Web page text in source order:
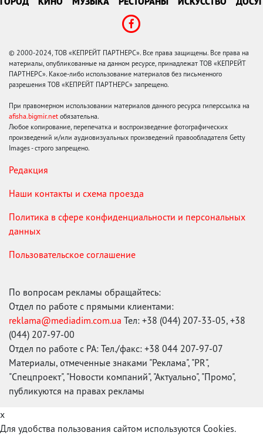
© 2000-2024, ТОВ «КЕПРЕЙТ ПАРТНЕРС». Все права защищены. Все права на
материалы, опубликованные на данном ресурсе, принадлежат ТОВ «КЕПРЕЙТ
ПАРТНЕРС». Какое-либо использование материалов без письменного
разрешения ТОВ «КЕПРЕЙТ ПАРТНЕРС» запрещено.
При правомерном использовании материалов данного ресурса гиперссылка на
afisha.bigmir.net обязательна.
Любое копирование, перепечатка и воспроизведение фотографических
произведений и/или аудиовизуальных произведений правообладателя Getty
Images - строго запрещено.
Редакция
Наши контакты и схема проезда
Политика в сфере конфиденциальности и персональных
данных
Пользовательское соглашение
По вопросам рекламы обращайтесь:
Отдел по работе с прямыми клиентами:
reklama@mediadim.com.ua Тел: +38 (044) 207-33-05, +38
(044) 207-97-00
Отдел по работе с РА: Тел./факс: +38 044 207-97-07
Материалы, отмеченные знаками "Реклама", "PR",
"Спецпроект", "Новости компаний", "Актуально", "Промо",
публикуются на правах рекламы
x
Для удобства пользования сайтом используются Cookies.